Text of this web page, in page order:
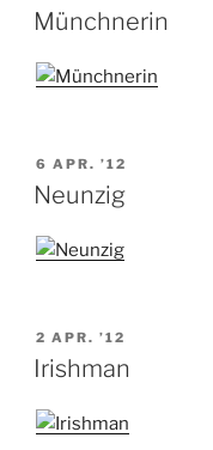
AM
Münchnerin
VERÖFFENTLICHT
AM
6 APR. ’12
Neunzig
VERÖFFENTLICHT
AM
2 APR. ’12
Irishman